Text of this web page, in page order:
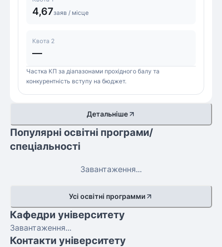
4,67заяв / місце
Квота 2
—
Частка КП за діапазонами прохідного балу та
конкурентність вступу на бюджет.
Детальніше
Популярні освітні програми/
спеціальності
Завантаження...
Усі освітні программи
Кафедри університету
Завантаження...
Контакти університету